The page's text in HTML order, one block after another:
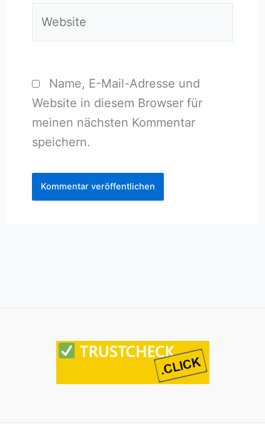
Name, E-Mail-Adresse und
Website in diesem Browser für
meinen nächsten Kommentar
speichern.